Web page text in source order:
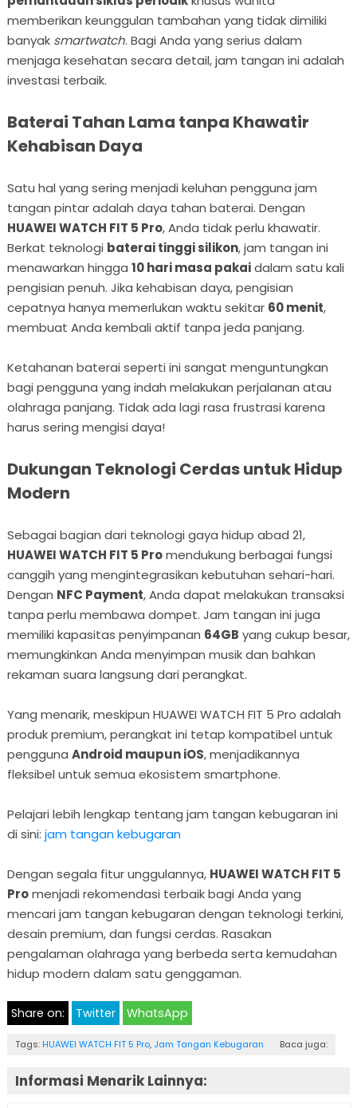
memberikan keunggulan tambahan yang tidak dimiliki
banyak smartwatch. Bagi Anda yang serius dalam
menjaga kesehatan secara detail, jam tangan ini adalah
investasi terbaik.
Baterai Tahan Lama tanpa Khawatir
Kehabisan Daya
Satu hal yang sering menjadi keluhan pengguna jam
tangan pintar adalah daya tahan baterai. Dengan
HUAWEI WATCH FIT 5 Pro, Anda tidak perlu khawatir.
Berkat teknologi baterai tinggi silikon, jam tangan ini
menawarkan hingga 10 hari masa pakaidalam satu kali
pengisian penuh. Jika kehabisan daya, pengisian
cepatnya hanya memerlukan waktu sekitar 60 menit,
membuat Anda kembali aktif tanpa jeda panjang.
Ketahanan baterai seperti ini sangat menguntungkan
bagi pengguna yang indah melakukan perjalanan atau
olahraga panjang. Tidak ada lagi rasa frustrasi karena
harus sering mengisi daya!
Dukungan Teknologi Cerdas untuk Hidup
Modern
Sebagai bagian dari teknologi gaya hidup abad 21,
HUAWEI WATCH FIT 5 Promendukung berbagai fungsi
canggih yang mengintegrasikan kebutuhan sehari-hari.
Dengan NFC Payment, Anda dapat melakukan transaksi
tanpa perlu membawa dompet. Jam tangan ini juga
memiliki kapasitas penyimpanan 64GB yang cukup besar,
memungkinkan Anda menyimpan musik dan bahkan
rekaman suara langsung dari perangkat.
Yang menarik, meskipun HUAWEI WATCH FIT 5 Pro adalah
produk premium, perangkat ini tetap kompatibel untuk
pengguna Android maupun iOS, menjadikannya
fleksibel untuk semua ekosistem smartphone.
Pelajari lebih lengkap tentang jam tangan kebugaran ini
di sini: jam tangan kebugaran
Dengan segala fitur unggulannya, HUAWEI WATCH FIT 5
Promenjadi rekomendasi terbaik bagi Anda yang
mencari jam tangan kebugaran dengan teknologi terkini,
desain premium, dan fungsi cerdas. Rasakan
pengalaman olahraga yang berbeda serta kemudahan
hidup modern dalam satu genggaman.
Share on: Twitter WhatsApp
Tags: HUAWEI WATCH FIT 5 Pro, Jam Tangan Kebugaran Baca juga:
Informasi Menarik Lainnya: